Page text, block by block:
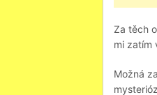
Za těch
mi zatím
Možná